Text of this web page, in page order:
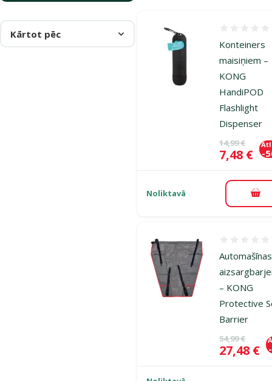
Kārtot pēc
Konteiners
maisiņiem –
KONG
HandiPOD
Flashlight
Dispenser
Oriģinālā
14,99 €
Cena
7,48 € -
Noliktavā
Automašīnas
– KONG
Protective
Barrier
Oriģinālā
54,99 €
Cena
27,48 €